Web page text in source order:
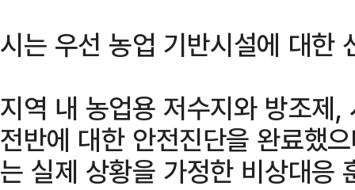
시는 우선 농업 기반시설에 대한
지역 내 농업용 저수지와 방조제
전반에 대한 안전진단을 완료했
는 실제 상황을 가정한 비상대응